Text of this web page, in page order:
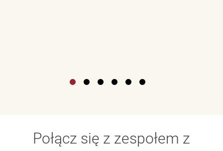
Połącz się z zespołem z